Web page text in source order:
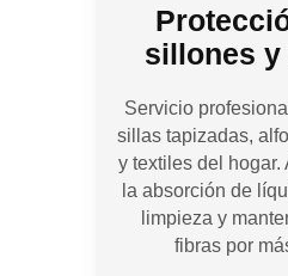
sillones
Servicio
sillas tapizadas,
y textiles del hogar.
la absorción de
limpieza y
fibras por